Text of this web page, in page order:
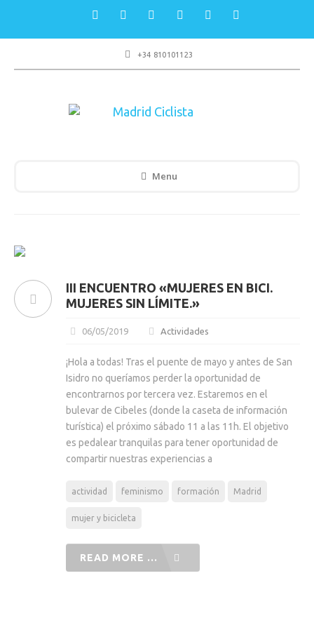
+34 810101123
Menu
III ENCUENTRO «MUJERES EN BICI.
MUJERES SIN LÍMITE.»
06/05/2019 Actividades
¡Hola a todas! Tras el puente de mayo y antes de San
Isidro no queríamos perder la oportunidad de
encontrarnos por tercera vez. Estaremos en el
bulevar de Cibeles (donde la caseta de información
turística) el próximo sábado 11 a las 11h. El objetivo
es pedalear tranquilas para tener oportunidad de
compartir nuestras experiencias a
actividad feminismo formación Madrid
mujer y bicicleta
READ MORE ...